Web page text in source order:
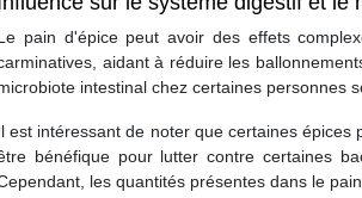
pain d'épice peut avoir des effets
aidant à réduire les
intestinal chez certaines personnes
est intéressant de noter que certaines
bénéfique pour lutter contre certaines
les quantités présentes dans le